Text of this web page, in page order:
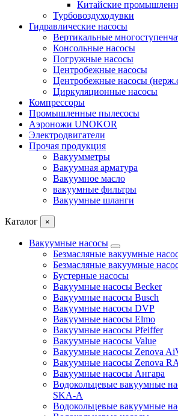
Китайские
Турбовоздуходувки
Гидравлические насосы
Вертикальные
Консольные насосы
Погружные насосы
Центробежные насосы
Центробежные насосы
Циркуляционные насосы
Компрессоры
Промышленные пылесосы
Аэроножи UNOKOR
Электродвигатели
Прочая продукция
Вакуумметры
Вакуумная арматура
Вакуумное масло
вакуумные фильтры
Вакуумные шланги
Каталог ×
Вакуумные насосы
Безмасляные вакуумные
Безмасляные вакуумные
Бустерные насосы
Вакуумные насосы Becker
Вакуумные насосы Busch
Вакуумные насосы DVP
Вакуумные насосы Elmo
Вакуумные насосы Pfeiffer
Вакуумные насосы Value
Вакуумные насосы Zenova
Вакуумные насосы Zenova RA
Вакуумные насосы Ангара
Водокольцевые вакуумные
SKA-A
Водокольцевые вакуумные